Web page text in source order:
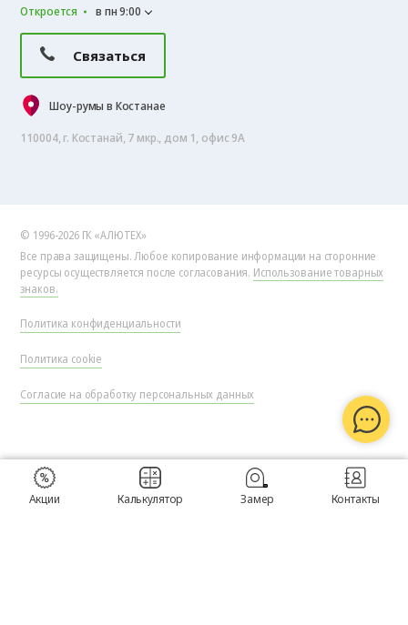
Откроется в пн 9:00
Связаться
Шоу-румы в Костанае
110004, г. Костанай, 7 мкр., дом 1, офис 9А
© 1996-2026 ГК «АЛЮТЕХ»
Все права защищены. Любое копирование информации на сторонние
ресурсы осуществляется после согласования. Использование товарных
знаков.
Политика конфиденциальности
Политика cookie
Согласие на обработку персональных данных
Акции Калькулятор Замер Контакты